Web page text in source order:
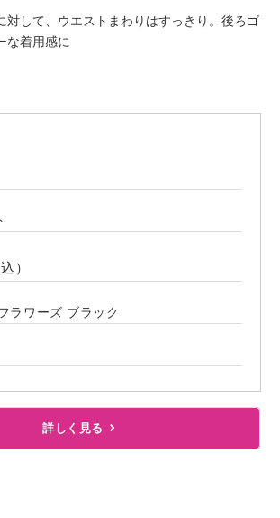
対して、ウエストまわりはすっきり。後ろゴ
な着用感に
）
ラワーズ ブラック
詳しく見る